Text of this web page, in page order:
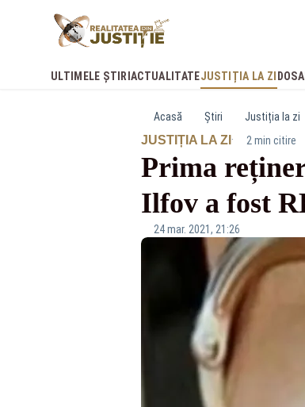
ULTIMELE ȘTIRI ACTUALITATEJUSTIȚIA LA ZI
Acasă Știri Justiția la zi
JUSTIȚIA LA ZI · 2 min citire
Prima
Ilfov a fost
24 mar. 2021, 21:26